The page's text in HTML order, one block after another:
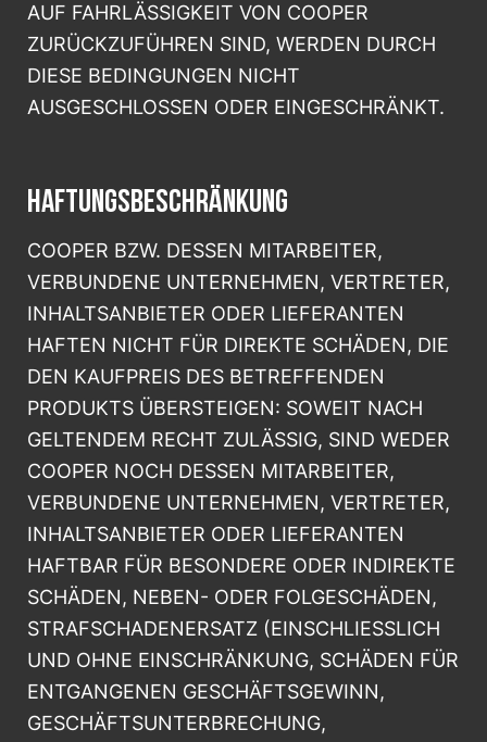
AUF FAHRLÄSSIGKEIT VON COOPER
ZURÜCKZUFÜHREN SIND, WERDEN DURCH
DIESE BEDINGUNGEN NICHT
AUSGESCHLOSSEN ODER EINGESCHRÄNKT.
HAFTUNGSBESCHRÄNKUNG
COOPER BZW. DESSEN MITARBEITER,
VERBUNDENE UNTERNEHMEN, VERTRETER,
INHALTSANBIETER ODER LIEFERANTEN
HAFTEN NICHT FÜR DIREKTE SCHÄDEN, DIE
DEN KAUFPREIS DES BETREFFENDEN
PRODUKTS ÜBERSTEIGEN: SOWEIT NACH
GELTENDEM RECHT ZULÄSSIG, SIND WEDER
COOPER NOCH DESSEN MITARBEITER,
VERBUNDENE UNTERNEHMEN, VERTRETER,
INHALTSANBIETER ODER LIEFERANTEN
HAFTBAR FÜR BESONDERE ODER INDIREKTE
SCHÄDEN, NEBEN- ODER FOLGESCHÄDEN,
STRAFSCHADENERSATZ (EINSCHLIESSLICH
UND OHNE EINSCHRÄNKUNG, SCHÄDEN FÜR
ENTGANGENEN GESCHÄFTSGEWINN,
GESCHÄFTSUNTERBRECHUNG,